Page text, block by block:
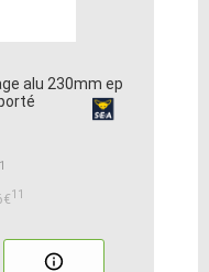
alu 230mm ep
11